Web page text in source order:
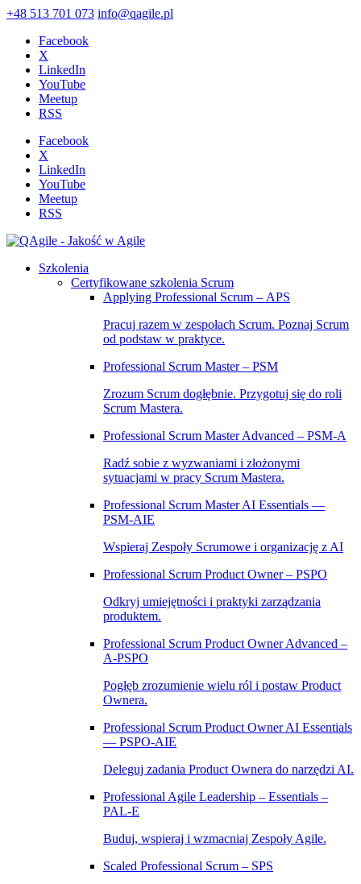
+48 513 701 073 info@qagile.pl
Facebook
X
LinkedIn
YouTube
Meetup
RSS
Facebook
X
LinkedIn
YouTube
Meetup
RSS
Szkolenia
Certyfikowane szkolenia Scrum
Applying Professional Scrum – APS
Pracuj razem w zespołach Scrum. Poznaj Scrum
od podstaw w praktyce.
Professional Scrum Master – PSM
Zrozum Scrum dogłębnie. Przygotuj się do roli
Scrum Mastera.
Professional Scrum Master Advanced – PSM‑A
Radź sobie z wyzwaniami i złożonymi
sytuacjami w pracy Scrum Mastera.
Professional Scrum Master AI Essentials —
PSM-AIE
Wspieraj Zespoły Scrumowe i organizację z AI
Professional Scrum Product Owner – PSPO
Odkryj umiejętności i praktyki zarządzania
produktem.
Professional Scrum Product Owner Advanced –
A‑PSPO
Pogłęb zrozumienie wielu ról i postaw Product
Ownera.
Professional Scrum Product Owner AI Essentials
— PSPO-AIE
Deleguj zadania Product Ownera do narzędzi AI.
Professional Agile Leadership – Essentials –
PAL‑E
Buduj, wspieraj i wzmacniaj Zespoły Agile.
Scaled Professional Scrum – SPS